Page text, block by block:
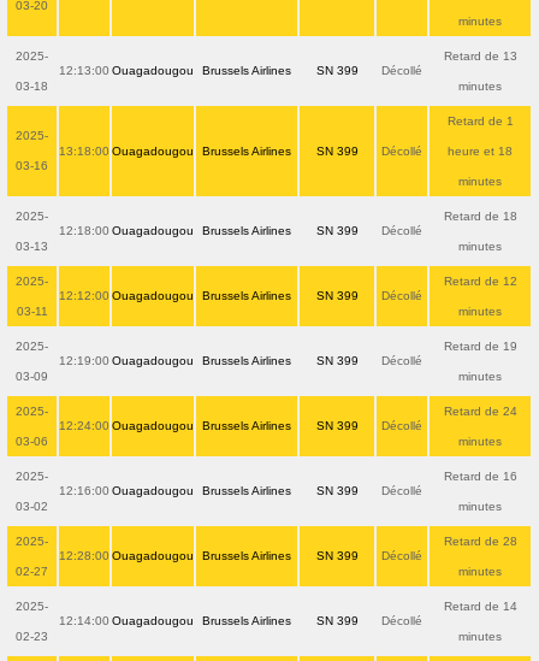
03-20
minutes
2025-
03-18
12:13:00 Ouagadougou Brussels Airlines SN 399 Décollé
Retard de 13
minutes
2025-
03-16
13:18:00 Ouagadougou Brussels Airlines SN 399 Décollé
Retard de 1
heure et 18
minutes
2025-
03-13
12:18:00 Ouagadougou Brussels Airlines SN 399 Décollé
Retard de 18
minutes
2025-
03-11
12:12:00 Ouagadougou Brussels Airlines SN 399 Décollé
Retard de 12
minutes
2025-
03-09
12:19:00 Ouagadougou Brussels Airlines SN 399 Décollé
Retard de 19
minutes
2025-
03-06
12:24:00 Ouagadougou Brussels Airlines SN 399 Décollé
Retard de 24
minutes
2025-
03-02
12:16:00 Ouagadougou Brussels Airlines SN 399 Décollé
Retard de 16
minutes
2025-
02-27
12:28:00 Ouagadougou Brussels Airlines SN 399 Décollé
Retard de 28
minutes
2025-
02-23
12:14:00 Ouagadougou Brussels Airlines SN 399 Décollé
Retard de 14
minutes